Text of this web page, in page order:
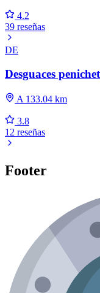
4.2
39 reseñas
DE
Desguaces penichet
A 133.04 km
3.8
12 reseñas
Footer